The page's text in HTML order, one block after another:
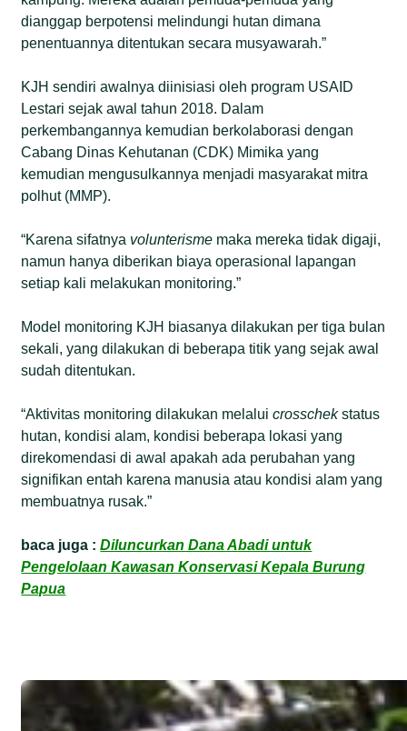
dianggap berpotensi melindungi hutan dimana
penentuannya ditentukan secara musyawarah.”
KJH sendiri awalnya diinisiasi oleh program USAID
Lestari sejak awal tahun 2018. Dalam
perkembangannya kemudian berkolaborasi dengan
Cabang Dinas Kehutanan (CDK) Mimika yang
kemudian mengusulkannya menjadi masyarakat mitra
polhut (MMP).
“Karena sifatnya volunterisme maka mereka tidak digaji,
namun hanya diberikan biaya operasional lapangan
setiap kali melakukan monitoring.”
Model monitoring KJH biasanya dilakukan per tiga bulan
sekali, yang dilakukan di beberapa titik yang sejak awal
sudah ditentukan.
“Aktivitas monitoring dilakukan melaluicrosschekstatus
hutan, kondisi alam, kondisi beberapa lokasi yang
direkomendasi di awal apakah ada perubahan yang
signifikan entah karena manusia atau kondisi alam yang
membuatnya rusak.”
baca juga :Diluncurkan Dana Abadi untuk
Pengelolaan Kawasan Konservasi Kepala Burung
Papua